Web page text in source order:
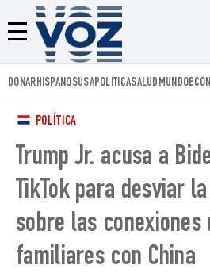
Menú
Voz.us
DONARHISPANOSUSAPOLITICASALUD MUNDO
POLÍTICA
Trump Jr. acusa a
TikTok para desviar
sobre las conexiones
familiares con China